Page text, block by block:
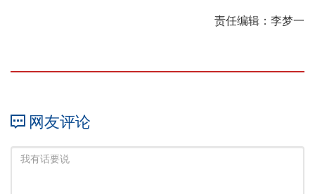
责任编辑：李梦一
网友评论